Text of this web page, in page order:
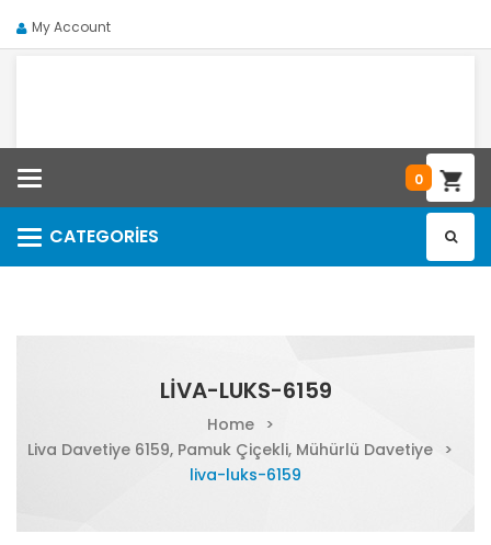
My Account
0
CATEGORIES
Categories
LIVA-LUKS-6159
Home
>
Liva Davetiye 6159, Pamuk Çiçekli, Mühürlü Davetiye >
liva-luks-6159